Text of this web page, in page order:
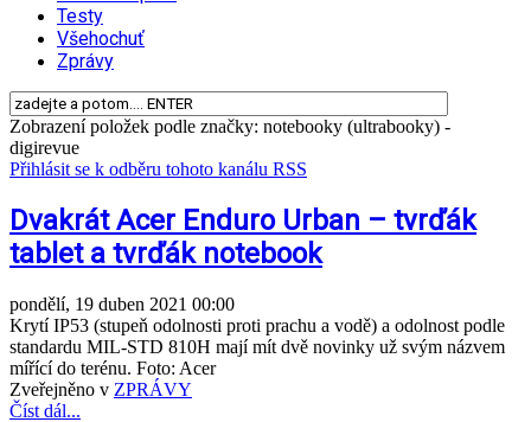
Testy
Všehochuť
Zprávy
Zobrazení položek podle značky: notebooky (ultrabooky) -
digirevue
Přihlásit se k odběru tohoto kanálu RSS
Dvakrát Acer Enduro Urban – tvrďák
tablet a tvrďák notebook
pondělí, 19 duben 2021 00:00
Krytí IP53 (stupeň odolnosti proti prachu a vodě) a odolnost podle
standardu MIL-STD 810H mají mít dvě novinky už svým názvem
mířící do terénu. Foto: Acer
Zveřejněno v ZPRÁVY
Číst dál...